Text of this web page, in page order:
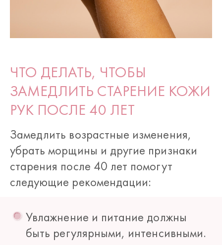
ЧТО ДЕЛАТЬ, ЧТОБЫ
ЗАМЕДЛИТЬ СТАРЕНИЕ КОЖИ
РУК ПОСЛЕ 40 ЛЕТ
Замедлить возрастные изменения,
убрать морщины и другие признаки
старения после 40 лет помогут
следующие рекомендации:
Увлажнение и питание должны
быть регулярными, интенсивными.